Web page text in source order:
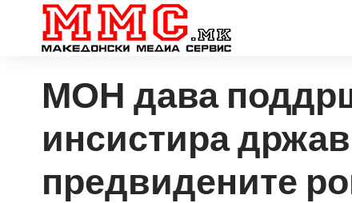
МОН дава
инсистира
предвидените